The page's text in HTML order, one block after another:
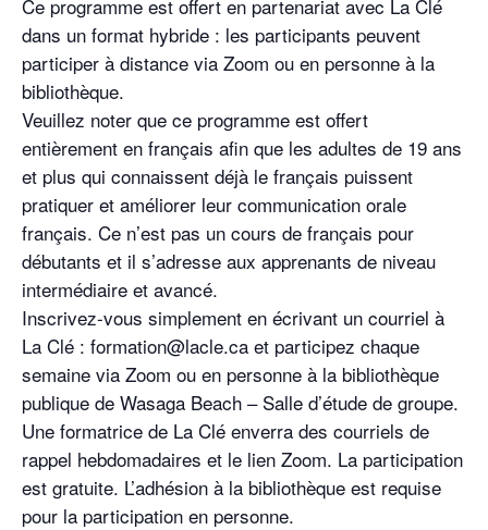
Ce programme est offert en partenariat avec La Clé
dans un format hybride : les participants peuvent
participer à distance via Zoom ou en personne à la
bibliothèque.
Veuillez noter que ce programme est offert
entièrement en français afin que les adultes de 19 ans
et plus qui connaissent déjà le français puissent
pratiquer et améliorer leur communication orale
français. Ce n’est pas un cours de français pour
débutants et il s’adresse aux apprenants de niveau
intermédiaire et avancé.
Inscrivez-vous simplement en écrivant un courriel à
La Clé : formation@lacle.ca et participez chaque
semaine via Zoom ou en personne à la bibliothèque
publique de Wasaga Beach – Salle d’étude de groupe.
Une formatrice de La Clé enverra des courriels de
rappel hebdomadaires et le lien Zoom. La participation
est gratuite. L’adhésion à la bibliothèque est requise
pour la participation en personne.